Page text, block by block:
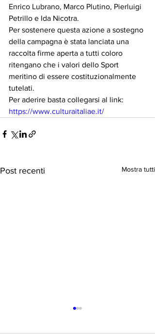
Enrico Lubrano, Marco Plutino, Pierluigi
Petrillo e Ida Nicotra.
Per sostenere questa azione a sostegno
della campagna è stata lanciata una
raccolta firme aperta a tutti coloro
ritengano che i valori dello Sport
meritino di essere costituzionalmente
tutelati.
Per aderire basta collegarsi al link:
https://www.culturaitaliae.it/
Post recenti Mostra tutti